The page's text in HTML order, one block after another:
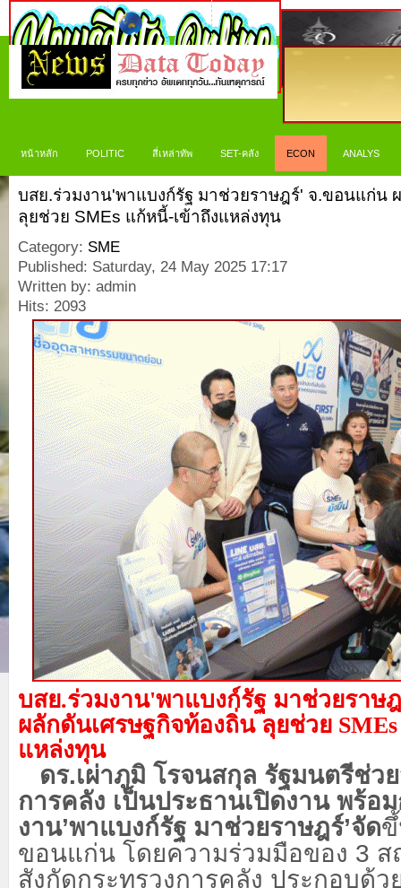
หน้าหลัก POLITIC สี่เหล่าทัพ SET-คลัง ECON ANALYS
บสย.ร่วมงาน'พาแบงก์รัฐ มาช่วยราษฎร์' จ.ขอนแก่น
ลุยช่วย SMEs แก้หนี้-เข้าถึงแหล่งทุน
Category: SME
Published: Saturday, 24 May 2025 17:17
Written by: admin
Hits: 2093
บสย.ร่วมงาน'พาแบงก์รัฐ มาช่วยราษ
ผลักดันเศรษฐกิจท้องถิ่น ลุยช่วย
แหล่งทุน
ดร.เผ่าภูมิ โรจนสกุล รัฐมนตรีช่ว
การคลัง เป็นประธานเปิดงาน พร้อ
งาน’พาแบงก์รัฐ มาช่วยราษฎร์’จัด
ขอนแก่น โดยความร่วมมือของ 3 ส
สังกัดกระทรวงการคลัง ประกอบด้